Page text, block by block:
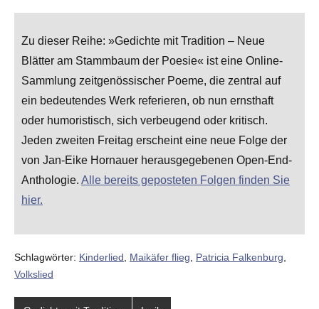
Zu dieser Reihe: »Gedichte mit Tradition – Neue
Blätter am Stammbaum der Poesie« ist eine Online-
Sammlung zeitgenössischer Poeme, die zentral auf
ein bedeutendes Werk referieren, ob nun ernsthaft
oder humoristisch, sich verbeugend oder kritisch.
Jeden zweiten Freitag erscheint eine neue Folge der
von Jan-Eike Hornauer herausgegebenen Open-End-
Anthologie. Alle bereits geposteten Folgen finden Sie
hier.
Schlagwörter: Kinderlied Maikäfer flieg Patricia Falkenburg
Volkslied